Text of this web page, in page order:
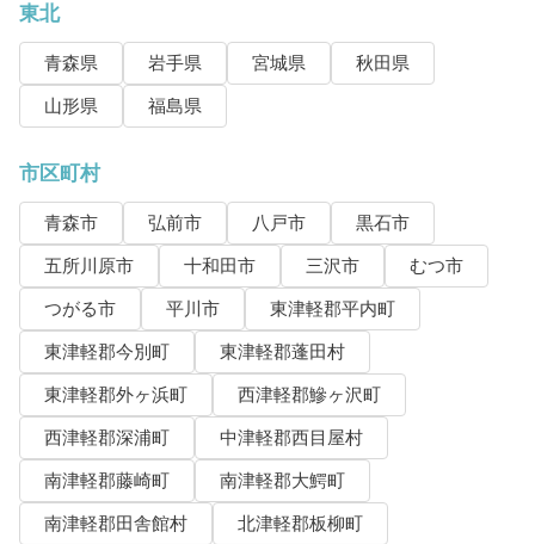
東北
青森県 岩手県 宮城県
秋田県
山形県
福島県
市区町村
青森市 弘前市 八戸市
黒石市
五所川原市
十和田市 三沢市
むつ市
つがる市
平川市
東津軽郡平内町
東津軽郡今別町
東津軽郡蓬田村
東津軽郡外ヶ浜町
西津軽郡鰺ヶ沢町
西津軽郡深浦町
中津軽郡西目屋村
南津軽郡藤崎町
南津軽郡大鰐町
南津軽郡田舎館村
北津軽郡板柳町